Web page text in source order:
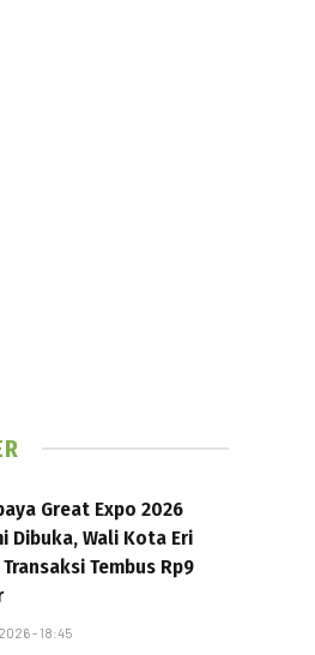
Great Expo 2026
Dibuka, Wali Kota Eri
Tembus Rp9
- 18:45